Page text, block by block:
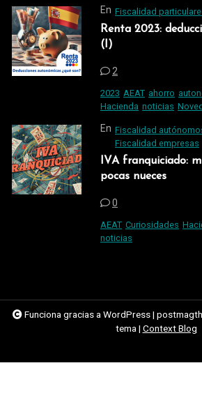
En Fiscalidad
Renta 2023:
(I)
2
2023 AEAT ahorro
Hacienda noticias
En Fiscalidad
Fiscalidad empresas
IVA franquiciado:
pocas nueces
0
AEAT Curiosidades
noticias
Funciona gracias a WordPress|
tema | Context Blog